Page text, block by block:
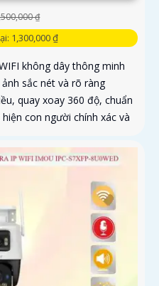
₫
1,300,000 ₫
không dây thông minh
sắc nét và rõ ràng
quay xoay 360 độ, chuẩn
con người chính xác và